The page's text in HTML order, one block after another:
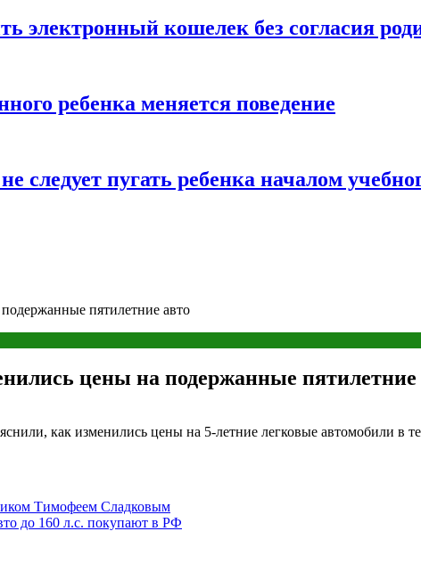
электронный кошелек без согласия
ребенка меняется поведение
следует пугать ребенка началом
пятилетние авто
цены на подержанные пятилетние
как изменились цены на 5-летние легковые автомобили в
Тимофеем Сладковым
до 160 л.с. покупают в РФ